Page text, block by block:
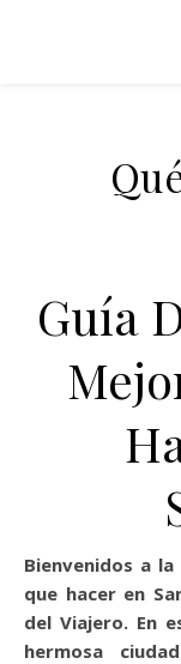
Guía
Bienvenidos a la guía definitiva de las mejores cosas
que hacer en
del Viajero. En
hermosa